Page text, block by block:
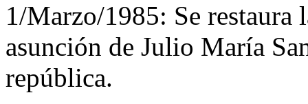
1/Marzo/1985: Se restaura
asunción de Julio María
república.